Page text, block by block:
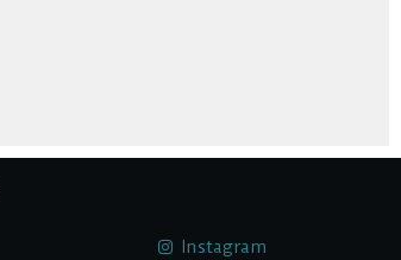
Instagram